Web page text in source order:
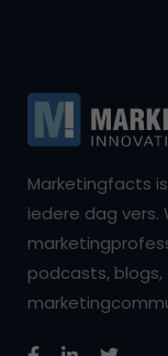
Marketingfacts
iedere dag vers.
podcasts, blogs,